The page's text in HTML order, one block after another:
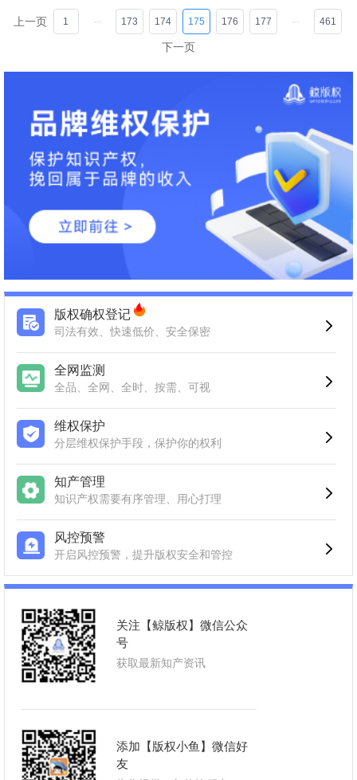
册，保护企业的品牌权益。
上一页 1 173 174 175 176 177 461
下一页
版权确权登记
司法有效、快速低价、安全保密
全网监测
全品、全网、全时、按需、可视
维权保护
分层维权保护手段，保护你的权利
知产管理
知识产权需要有序管理、用心打理
风控预警
开启风控预警，提升版权安全和管控
关注【鲸版权】微信公众
号
获取最新知产资讯
添加【版权小鱼】微信好
友